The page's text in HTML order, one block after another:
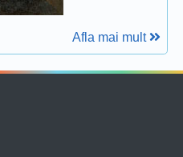
Afla mai mult